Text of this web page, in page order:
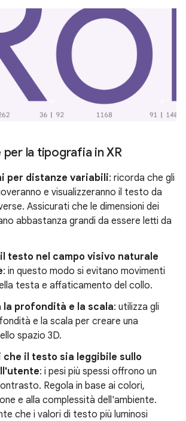
la tipografia in XR
per distanze variabili: ricorda che gli
e visualizzeranno il testo da
Assicurati che le dimensioni dei
abbastanza grandi da essere letti da
testo nel campo visivo naturale
: in questo modo si evitano movimenti
testa e affaticamento del collo.
la profondità e la scala: utilizza gli
e la scala per creare una
spazio 3D.
il testo sia leggibile sullo
: i pesi più spessi offrono un
Regola in base ai colori,
e alla complessità dell'ambiente.
che i valori di testo più luminosi